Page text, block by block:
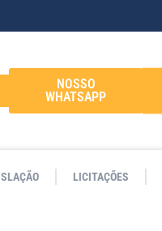
NOSSO
WHATSAPP
LICITAÇÕES